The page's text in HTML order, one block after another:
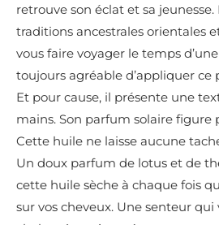
retrouve son éclat et sa jeunesse.
traditions ancestrales orientales
vous faire voyager le temps
toujours agréable d’appliquer ce
Et pour cause, il présente une
mains. Son parfum solaire figure
Cette huile ne laisse aucune
Un doux parfum de lotus et de
cette huile sèche à chaque fois
sur vos cheveux. Une senteur